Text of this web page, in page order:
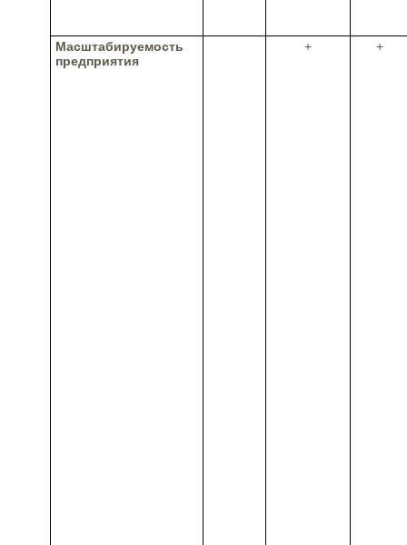
Масштабируемость
предприятия
+ +